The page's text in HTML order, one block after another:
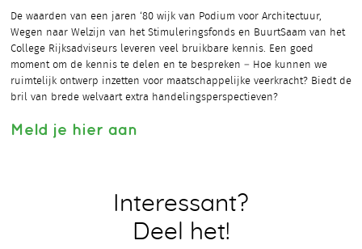
De waarden van een jaren ‘80 wijk van Podium voor Architectuur,
Wegen naar Welzijn van het Stimuleringsfonds en BuurtSaam van het
College Rijksadviseurs leveren veel bruikbare kennis. Een goed
moment om de kennis te delen en te bespreken – Hoe kunnen we
ruimtelijk ontwerp inzetten voor maatschappelijke veerkracht? Biedt de
bril van brede welvaart extra handelingsperspectieven?
Meld je hier aan
Interessant?
Deel het!